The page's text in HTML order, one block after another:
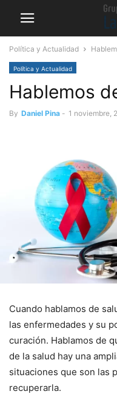
Política y Actualidad
Política y Actualidad
Hablemos
By Daniel Pina - 1 noviembre,
Cuando hablamos de
las enfermedades y su
curación. Hablamos de
de la salud hay una
situaciones que son las
recuperarla.